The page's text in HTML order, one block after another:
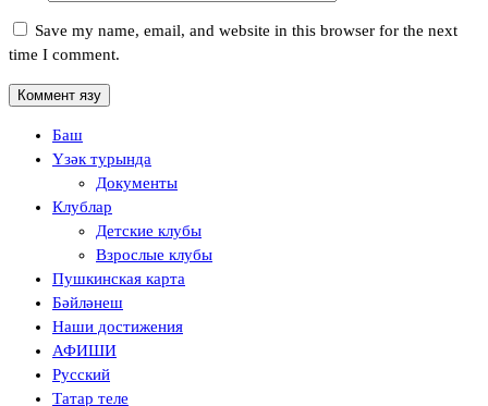
Save my name, email, and website in this browser for the next
time I comment.
Баш
Үзәк турында
Документы
Клублар
Детские клубы
Взрослые клубы
Пушкинская карта
Бәйләнеш
Наши достижения
АФИШИ
Русский
Татар теле